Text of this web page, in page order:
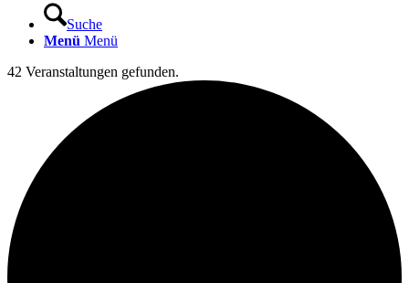
Suche
Menü Menü
42 Veranstaltungen gefunden.